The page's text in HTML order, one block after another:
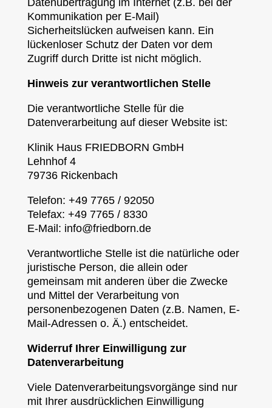
Kommunikation per E-Mail)
Sicherheitslücken aufweisen kann. Ein
lückenloser Schutz der Daten vor dem
Zugriff durch Dritte ist nicht möglich.
Hinweis zur verantwortlichen Stelle
Die verantwortliche Stelle für die
Datenverarbeitung auf dieser Website ist:
Klinik Haus FRIEDBORN GmbH
Lehnhof 4
79736 Rickenbach
Telefon: +49 7765 / 92050
Telefax: +49 7765 / 8330
E-Mail: info@friedborn.de
Verantwortliche Stelle ist die natürliche oder
juristische Person, die allein oder
gemeinsam mit anderen über die Zwecke
und Mittel der Verarbeitung von
personenbezogenen Daten (z.B. Namen, E-
Mail-Adressen o. Ä.) entscheidet.
Widerruf Ihrer Einwilligung zur
Datenverarbeitung
Viele Datenverarbeitungsvorgänge sind nur
mit Ihrer ausdrücklichen Einwilligung